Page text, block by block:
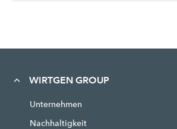
WIRTGEN GROUP
Unternehmen
Nachhaltigkeit